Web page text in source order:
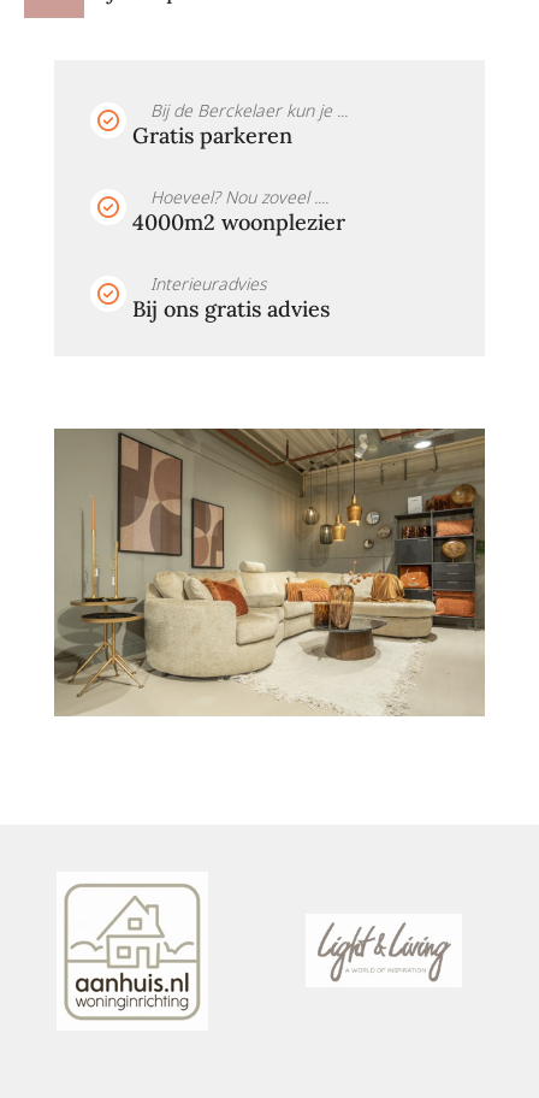
Bij de Berckelaer kun je ...
Gratis parkeren
Hoeveel? Nou zoveel ....
4000m2 woonplezier
Interieuradvies
Bij ons gratis advies